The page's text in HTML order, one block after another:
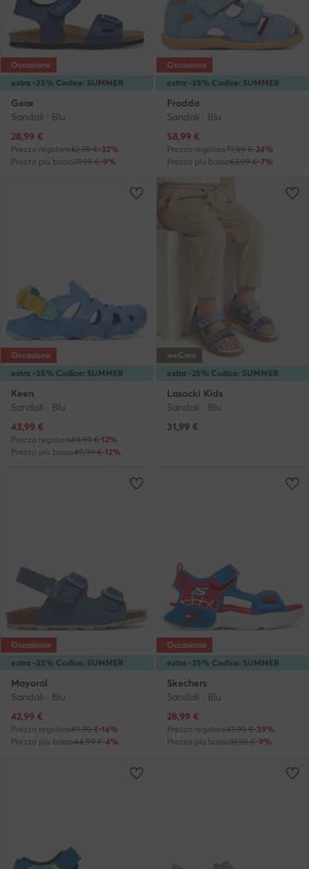
extra -35% Codice: SUMMER
Occasione
Geox
Sandali · Blu
Prezzo attuale
28,99 €
Prezzo regolare42,95 €-32%
Prezzo più basso31,99 €-9%
extra -35% Codice: SUMMER
Occasione
Froddo
Sandali · Blu
Prezzo attuale
58,99 €
Prezzo regolare77,99 €-24%
Prezzo più basso63,99 €-7%
extra -35% Codice: SUMMER
Occasione
Keen
Sandali · Blu
Prezzo attuale
43,99 €
Prezzo regolare49,99 €-12%
Prezzo più basso49,99 €-12%
extra -25% Codice: SUMMER
weCare
Lasocki Kids
Sandali · Blu
31,99 €
extra -35% Codice: SUMMER
Occasione
Mayoral
Sandali · Blu
Prezzo attuale
42,99 €
Prezzo regolare49,99 €-14%
Prezzo più basso44,99 €-4%
extra -35% Codice: SUMMER
Occasione
Skechers
Sandali · Blu
Prezzo attuale
28,99 €
Prezzo regolare47,99 €-39%
Prezzo più basso31,99 €-9%